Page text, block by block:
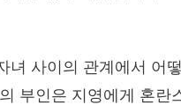
녀 사이의 관계에서 어
부인은 지영에게 혼란